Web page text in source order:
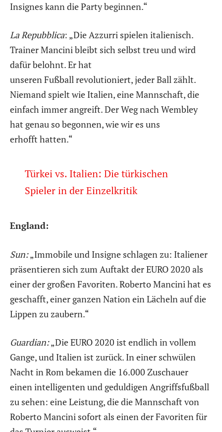
Insignes kann die Party beginnen.“
La Repubblica: „Die Azzurri spielen italienisch.
Trainer Mancini bleibt sich selbst treu und wird
dafür belohnt. Er hat
unseren Fußball revolutioniert, jeder Ball zählt.
Niemand spielt wie Italien, eine Mannschaft, die
einfach immer angreift. Der Weg nach Wembley
hat genau so begonnen, wie wir es uns
erhofft hatten.“
Türkei vs. Italien: Die türkischen
Spieler in der Einzelkritik
England:
Sun:„Immobile und Insigne schlagen zu: Italiener
präsentieren sich zum Auftakt der EURO 2020 als
einer der großen Favoriten. Roberto Mancini hat es
geschafft, einer ganzen Nation ein Lächeln auf die
Lippen zu zaubern.“
Guardian:„Die EURO 2020 ist endlich in vollem
Gange, und Italien ist zurück. In einer schwülen
Nacht in Rom bekamen die 16.000 Zuschauer
einen intelligenten und geduldigen Angriffsfußball
zu sehen: eine Leistung, die die Mannschaft von
Roberto Mancini sofort als einen der Favoriten für